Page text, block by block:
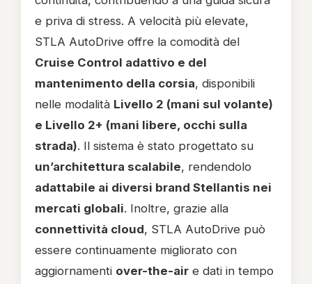
e priva di stress. A velocità più elevate,
STLA AutoDrive offre la comodità del
Cruise Control adattivo e del
mantenimento della corsia, disponibili
nelle modalità Livello 2 (mani sul volante)
e Livello 2+ (mani libere, occhi sulla
strada). Il sistema è stato progettato su
un’architettura scalabile, rendendolo
adattabile ai diversi brand Stellantis nei
mercati globali. Inoltre, grazie alla
connettività cloud, STLA AutoDrive può
essere continuamente migliorato con
aggiornamenti over-the-air e dati in tempo